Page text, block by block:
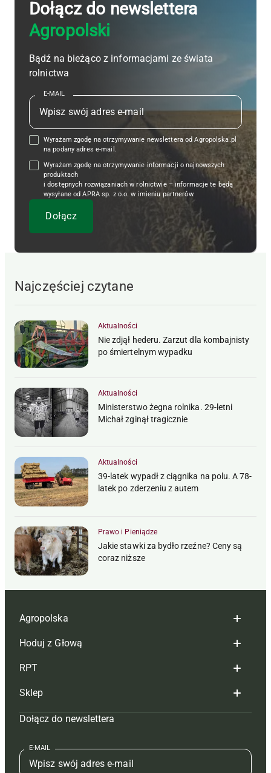
Dołącz do newslettera
Agropolski
Bądź na bieżąco z informacjami ze świata
rolnictwa
E-MAIL
Wyrażam zgodę na otrzymywanie newslettera od Agropolska.pl
na podany adres e-mail.
Wyrażam zgodę na otrzymywanie informacji o najnowszych
produktach
i dostępnych rozwiązaniach w rolnictwie – informacje te będą
wysyłane od APRA sp. z o.o. w imieniu partnerów.
Najczęściej czytane
Aktualności
Nie zdjął hederu. Zarzut dla kombajnisty
po śmiertelnym wypadku
Aktualności
Ministerstwo żegna rolnika. 29-letni
Michał zginął tragicznie
Aktualności
39-latek wypadł z ciągnika na polu. A 78-
latek po zderzeniu z autem
Prawo i Pieniądze
Jakie stawki za bydło rzeźne? Ceny są
coraz niższe
Agropolska
Redakcja
Reklama
Tagi
Mapa serwisu
Kontakt
Regulamin
Hoduj z Głową
Hoduj z głową bydło
Hoduj z głową świnie
Prenumerata
Redakcja
Kontakt
RPT
Redakcja
Prenumerata
Reklama
Kontakt
Sklep
Czasopisma i prenumerata
Książki
Regulamin
Dołącz do newslettera
E-MAIL